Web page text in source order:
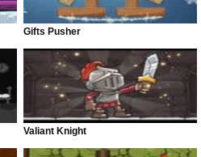
Gifts Pusher
Valiant Knight